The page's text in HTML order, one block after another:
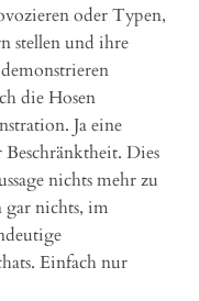
oder Typen,
stellen und ihre
die Hosen
Ja eine
Dies
nichts mehr zu
gar nichts, im
Einfach nur